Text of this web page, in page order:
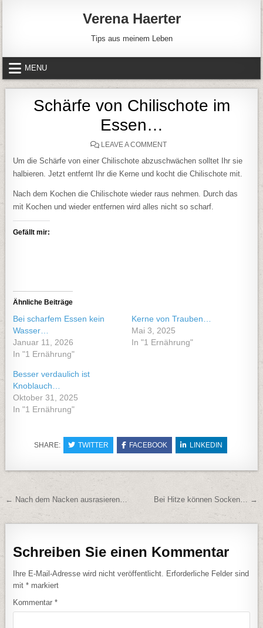
Verena Haerter
Tips aus meinem Leben
MENU
Schärfe von Chilischote im
Essen…
LEAVE A COMMENTON SCHÄRFE VON
Um die Schärfe von einer Chilischote abzuschwächen solltet Ihr sie
halbieren. Jetzt entfernt Ihr die Kerne und kocht die Chilischote mit.
Nach dem Kochen die Chilischote wieder raus nehmen. Durch das
mit Kochen und wieder entfernen wird alles nicht so scharf.
Gefällt mir:
Ähnliche Beiträge
Bei scharfem Essen kein
Wasser…
Januar 11, 2026
In "1 Ernährung"
Kerne von Trauben…
Mai 3, 2025
In "1 Ernährung"
Besser verdaulich ist
Knoblauch…
Oktober 31, 2025
In "1 Ernährung"
SHARE: TWITTER FACEBOOK LINKEDIN
Beitragsnavigation Bei Hitze können Socken… →
← Nach dem Nacken ausrasieren…
Schreiben Sie einen Kommentar
Ihre E-Mail-Adresse wird nicht veröffentlicht.
Erforderliche Felder sind
mit* markiert
Kommentar*